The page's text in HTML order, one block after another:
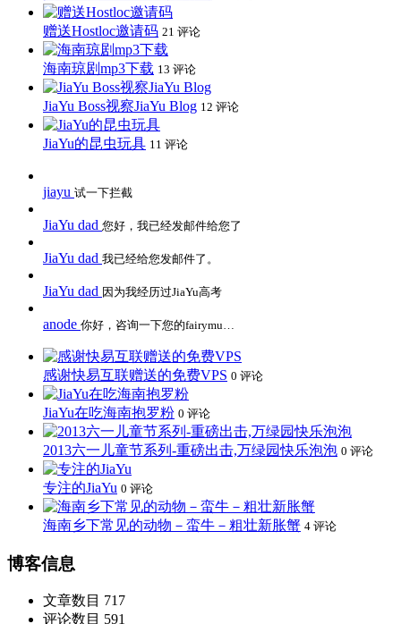
赠送Hostloc邀请码 21 评论
海南琼剧mp3下载 13 评论
JiaYu Boss视察JiaYu Blog 12 评论
JiaYu的昆虫玩具 11 评论
jiayu 试一下拦截
JiaYu dad 您好，我已经发邮件给您了
JiaYu dad 我已经给您发邮件了。
JiaYu dad 因为我经历过JiaYu高考
anode 你好，咨询一下您的fairymu…
感谢快易互联赠送的免费VPS 0 评论
JiaYu在吃海南抱罗粉 0 评论
2013六一儿童节系列-重磅出击,万绿园快乐泡泡 0 评论
专注的JiaYu 0 评论
海南乡下常见的动物－蛮牛－粗壮新胀蟹 4 评论
博客信息
文章数目 717
评论数目 591